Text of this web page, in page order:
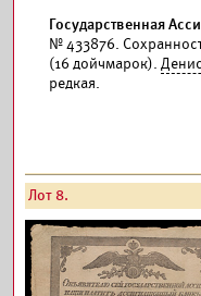
Государственная
№ 433876.
(16 дойчмарок).
редкая.
Лот 8.